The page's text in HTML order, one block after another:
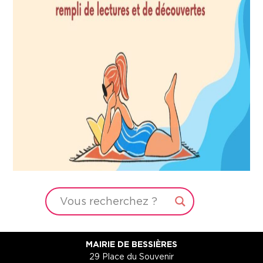
MAIRIE DE BESSIÈRES
29 Place du Souvenir